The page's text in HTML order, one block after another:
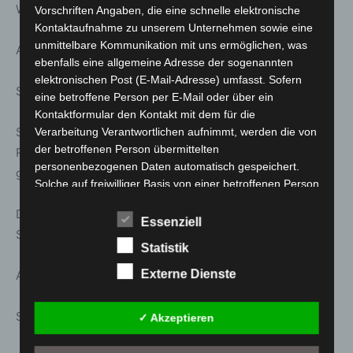
Welfengarten 1
Anmeldung unter: www.stattreisen-hannover.de
Sa. 28. März; 14:00 Uhr
Stattreisen – Stadtspaziergänge: Südstadt: Gartenleute,
Rote 11 und Klinkerbauten – Lebendiger Stadtteil mit
guter Infrastruktur
Dauer ca. 2.0 h | Treff: Stadtbibliothek, Hildesheimer
Straße 12
Anmeldung unter: www.stattreisen-hannover.de
Sa. 28. März; 15:00 Uhr
Vorschriften Angaben, die eine schnelle elektronische
Kontaktaufnahme zu unserem Unternehmen sowie eine
unmittelbare Kommunikation mit uns ermöglichen, was
ebenfalls eine allgemeine Adresse der sogenannten
elektronischen Post (E-Mail-Adresse) umfasst. Sofern
eine betroffene Person per E-Mail oder über ein
Kontaktformular den Kontakt mit dem für die
Verarbeitung Verantwortlichen aufnimmt, werden die von
der betroffenen Person übermittelten
personenbezogenen Daten automatisch gespeichert.
Solche auf freiwilliger Basis von einer betroffenen Person
übermittelten personenbezogenen Daten werden für
Zwecke der Bearbeitung oder der Kontaktaufnahme zur
betroffenen Person gespeichert. Es erfolgt keine
Weitergabe dieser personenbezogenen Daten an Dritte.
Kommentarfunktion im Blog auf der
Internetseite
Essenziell
Statistik
Externe Dienste
✓ Akzeptieren